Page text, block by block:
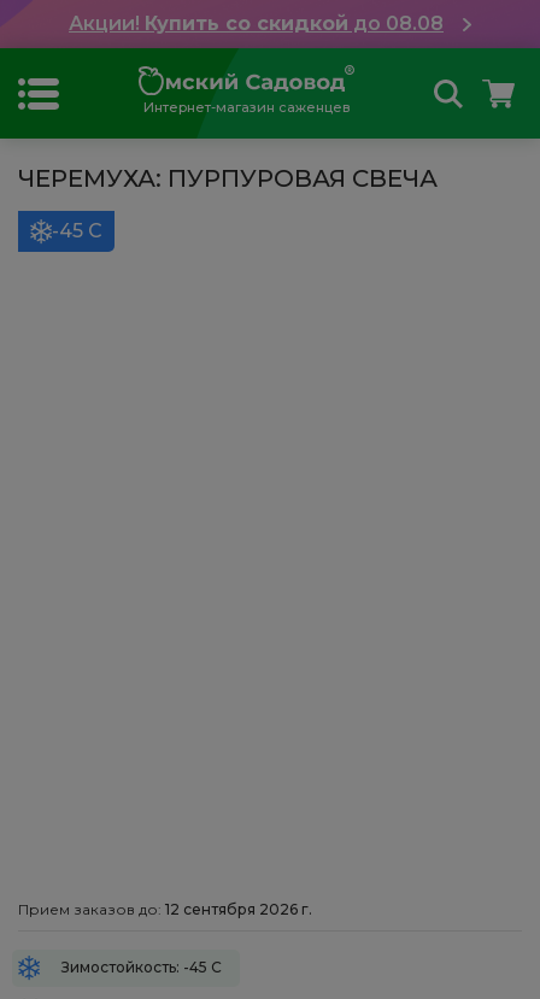
Акции! Купить со скидкой до 08.08
Интернет-магазин саженцев
ЧЕРЕМУХА: ПУРПУРОВАЯ СВЕЧА
-45 С
Прием заказов до: 12 сентября 2026 г.
Зимостойкость: -45 С